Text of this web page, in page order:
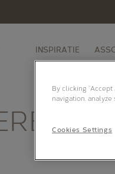
INSPIRATIE
By clicking
navigation,
Cookies Settings